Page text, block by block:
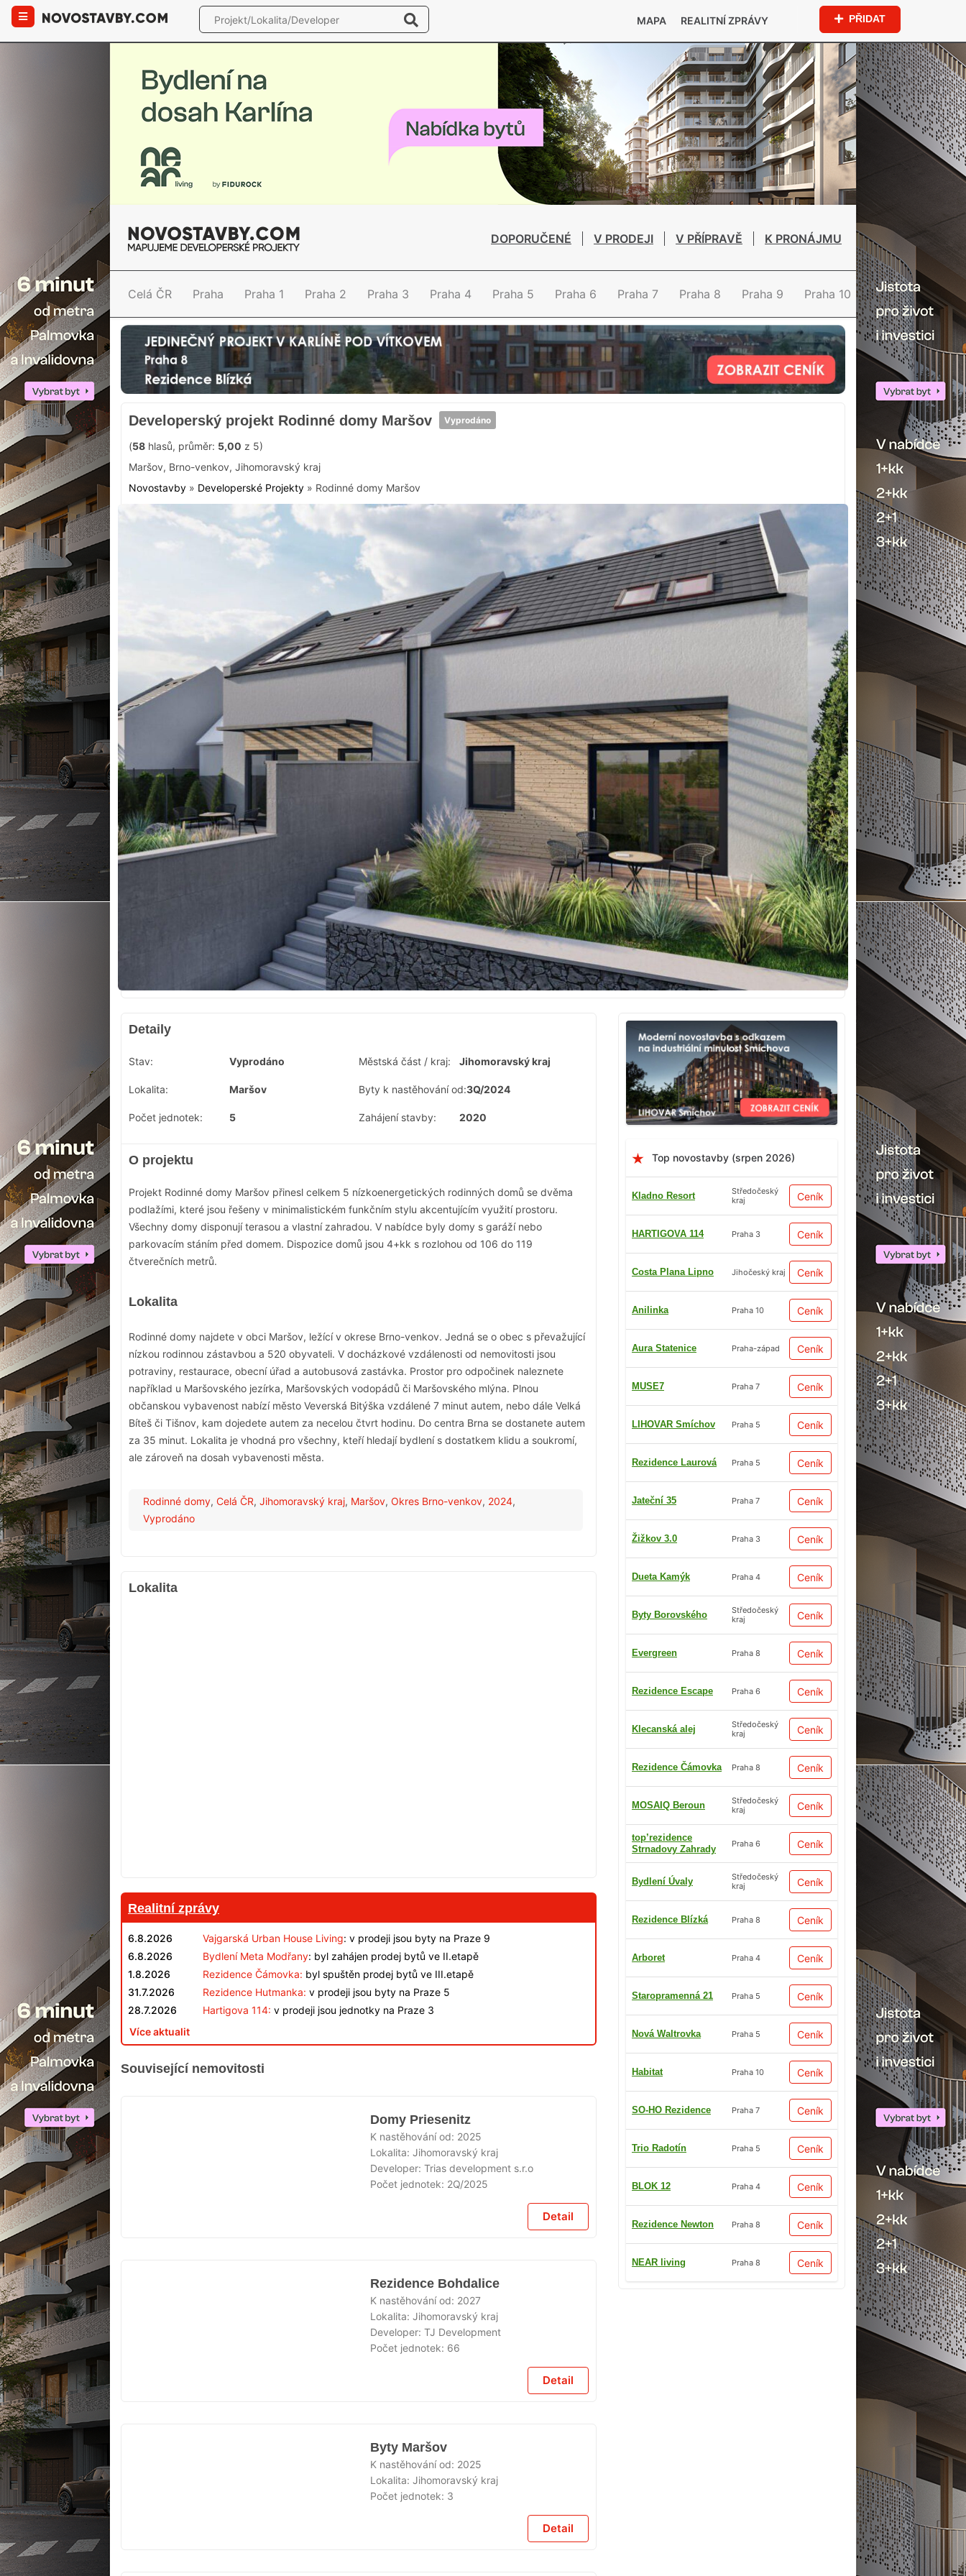
MAPA REALITNÍ ZPRÁVY PŘIDAT
DOPORUČENÉ V PRODEJI V PŘÍPRAVĚ K PRONÁJMU
Celá ČR Praha Praha 1 Praha 2 Praha 3 Praha 4 Praha 5 Praha 6 Praha 7 Praha 8 Praha 9 Praha 10
Developerský projekt Rodinné domy Maršov Vyprodáno
(58 hlasů, průměr: 5,00 z 5)
Maršov, Brno-venkov, Jihomoravský kraj
Novostavby » Developerské Projekty » Rodinné domy Maršov
Top novostavby (srpen 2026)
Kladno Resort
Středočeský
kraj
Ceník
HARTIGOVA 114 Praha 3 Ceník
Costa Plana Lipno Jihočeský kraj Ceník
Anilinka Praha 10 Ceník
Aura Statenice Praha-západ Ceník
MUSE7 Praha 7 Ceník
LIHOVAR Smíchov Praha 5 Ceník
Rezidence Laurová Praha 5 Ceník
Jateční 35 Praha 7 Ceník
Žižkov 3.0 Praha 3 Ceník
Dueta Kamýk Praha 4 Ceník
Byty Borovského
Středočeský
kraj
Ceník
Evergreen Praha 8 Ceník
Rezidence Escape Praha 6 Ceník
Klecanská alej
Středočeský
kraj
Ceník
Rezidence Čámovka Praha 8 Ceník
MOSAIQ Beroun
Středočeský
kraj
Ceník
top’rezidence
Strnadovy Zahrady
Praha 6 Ceník
Bydlení Úvaly
Středočeský
kraj
Ceník
Rezidence Blízká Praha 8 Ceník
Arboret Praha 4 Ceník
Staropramenná 21 Praha 5 Ceník
Nová Waltrovka Praha 5 Ceník
Habitat Praha 10 Ceník
SO-HO Rezidence Praha 7 Ceník
Trio Radotín Praha 5 Ceník
BLOK 12 Praha 4 Ceník
Rezidence Newton Praha 8 Ceník
NEAR living Praha 8 Ceník
Detaily
Stav: Vyprodáno Městská část / kraj: Jihomoravský kraj
Lokalita: Maršov Byty k nastěhování od:3Q/2024
Počet jednotek: 5 Zahájení stavby: 2020
O projektu
Projekt Rodinné domy Maršov přinesl celkem 5 nízkoenergetických rodinných domů se dvěma
podlažími, které jsou řešeny v minimalistickém funkčním stylu akcentujícím využití prostoru.
Všechny domy disponují terasou a vlastní zahradou. V nabídce byly domy s garáží nebo
parkovacím stáním před domem. Dispozice domů jsou 4+kk s rozlohou od 106 do 119
čtverečních metrů.
Lokalita
Rodinné domy najdete v obci Maršov, ležící v okrese Brno-venkov. Jedná se o obec s převažující
nízkou rodinnou zástavbou a 520 obyvateli. V docházkové vzdálenosti od nemovitosti jsou
potraviny, restaurace, obecní úřad a autobusová zastávka. Prostor pro odpočinek naleznete
například u Maršovského jezírka, Maršovských vodopádů či Maršovského mlýna. Plnou
občanskou vybavenost nabízí město Veverská Bitýška vzdálené 7 minut autem, nebo dále Velká
Bíteš či Tišnov, kam dojedete autem za necelou čtvrt hodinu. Do centra Brna se dostanete autem
za 35 minut. Lokalita je vhodná pro všechny, kteří hledají bydlení s dostatkem klidu a soukromí,
ale zároveň na dosah vybavenosti města.
Rodinné domy, Celá ČR, Jihomoravský kraj, Maršov, Okres Brno-venkov, 2024,
Vyprodáno
Lokalita
Realitní zprávy
6.8.2026 Vajgarská Urban House Living: v prodeji jsou byty na Praze 9
6.8.2026
Bydlení Meta Modřany: byl zahájen prodej bytů ve II.etapě
1.8.2026
Rezidence Čámovka: byl spuštěn prodej bytů ve III.etapě
31.7.2026
Rezidence Hutmanka: v prodeji jsou byty na Praze 5
28.7.2026
Hartigova 114: v prodeji jsou jednotky na Praze 3
Více aktualit
Související nemovitosti
Domy Priesenitz
K nastěhování od: 2025
Lokalita:Jihomoravský kraj
Developer:Trias development s.r.o
Počet jednotek: 2Q/2025
Detail
Rezidence Bohdalice
K nastěhování od: 2027
Lokalita:Jihomoravský kraj
Developer:TJ Development
Počet jednotek: 66
Detail
Byty Maršov
K nastěhování od: 2025
Lokalita:Jihomoravský kraj
Počet jednotek: 3
Detail